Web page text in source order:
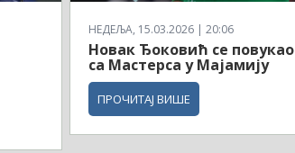
НЕДЕЉА, 15.03.2026 | 20:06
Новак Ђоковић се повукао
са Мастерса у Мајамију
ПРОЧИТАЈ ВИШЕ